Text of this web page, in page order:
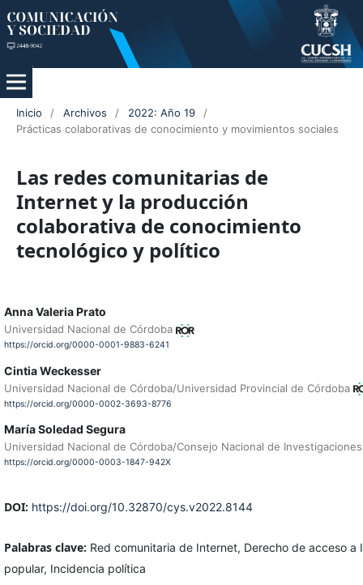
Inicio / Archivos / 2022: Año 19
/
Prácticas colaborativas de conocimiento y movimientos sociales
Las redes comunitarias de
Internet y la producción
colaborativa de conocimiento
tecnológico y político
Anna Valeria Prato
Universidad Nacional de Córdoba
https://orcid.org/0000-0001-9883-6241
Cintia Weckesser
Universidad Nacional de Córdoba/Universidad Provincial de Córdoba
https://orcid.org/0000-0002-3693-8776
María Soledad Segura
Universidad Nacional de Córdoba/Consejo Nacional de
https://orcid.org/0000-0003-1847-942X
DOI: https://doi.org/10.32870/cys.v2022.8144
Palabras clave: Red comunitaria de Internet, Derecho de acceso a
popular, Incidencia política